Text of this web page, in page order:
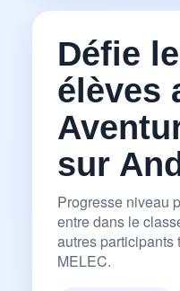
Défie
élèves
sur
Progresse niveau
entre dans le
autres participants
MELEC.